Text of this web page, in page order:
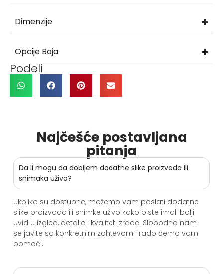
Dimenzije
Opcije Boja
Podeli
Najčešće postavljana
pitanja
Da li mogu da dobijem dodatne slike proizvoda ili
snimaka uživo?
Ukoliko su dostupne, možemo vam poslati dodatne
slike proizvoda ili snimke uživo kako biste imali bolji
uvid u izgled, detalje i kvalitet izrade. Slobodno nam
se javite sa konkretnim zahtevom i rado ćemo vam
pomoći.